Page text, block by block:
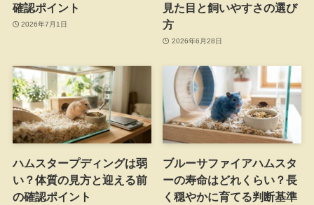
確認ポイント
2026年7月1日
見た目と飼いやすさの選び
方
2026年6月28日
ハムスタープディングは弱
い？体質の見方と迎える前
の確認ポイント
ブルーサファイアハムスタ
ーの寿命はどれくらい？長
く穏やかに育てる判断基準